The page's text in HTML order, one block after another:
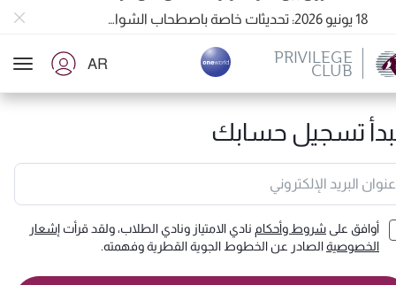
الخطوط الجوية القطرية تعزز شبكة وجهاتها العالمية لتشمل ما يزيد عن 160 وجهة
PRIVILEGE
CLUB
AR
تسجيل حسابك
عنوان البريد الإلكتروني
أوافق على شروط وأحكام نادي الامتياز ونادي الطلاب، ولقد قرأت إشعار
الخصوصيةالصادر عن الخطوط الجوية القطرية وفهمته.